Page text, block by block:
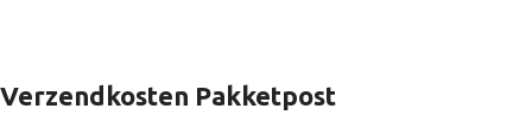
Verzendkosten Pakketpost